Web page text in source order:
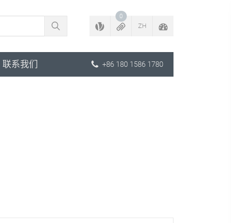
返回配置程序
0
ZH
联系我们 +86 180 1586 1780